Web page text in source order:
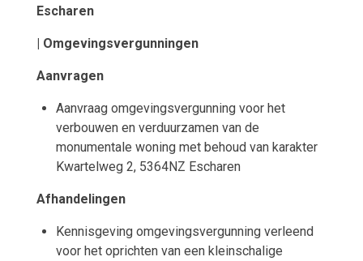
Escharen
| Omgevingsvergunningen
Aanvragen
Aanvraag omgevingsvergunning voor het
verbouwen en verduurzamen van de
monumentale woning met behoud van karakter
Kwartelweg 2, 5364NZ Escharen
Afhandelingen
Kennisgeving omgevingsvergunning verleend
voor het oprichten van een kleinschalige